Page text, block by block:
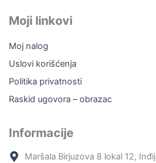
Moji linkovi
Moj nalog
Uslovi korišćenja
Politika privatnosti
Raskid ugovora – obrazac
Informacije
Maršala Birjuzova 8 lokal 12,